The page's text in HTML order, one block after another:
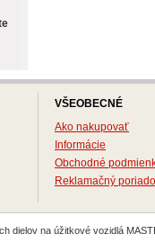
VŠEOBECNÉ
Ako nakupovať
Informácie
Obchodné
Reklamačný
dielov na úžitkové vozidlá